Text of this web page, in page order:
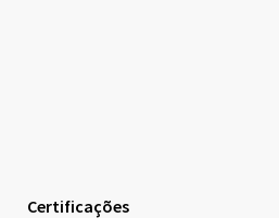
Certificações